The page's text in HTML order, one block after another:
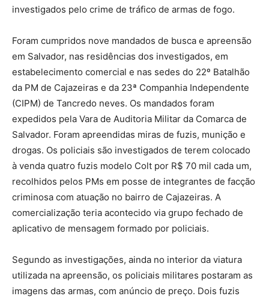
investigados pelo crime de tráfico de armas de fogo.
Foram cumpridos nove mandados de busca e apreensão
em Salvador, nas residências dos investigados, em
estabelecimento comercial e nas sedes do 22º Batalhão
da PM de Cajazeiras e da 23ª Companhia Independente
(CIPM) de Tancredo neves. Os mandados foram
expedidos pela Vara de Auditoria Militar da Comarca de
Salvador. Foram apreendidas miras de fuzis, munição e
drogas. Os policiais são investigados de terem colocado
à venda quatro fuzis modelo Colt por R$ 70 mil cada um,
recolhidos pelos PMs em posse de integrantes de facção
criminosa com atuação no bairro de Cajazeiras. A
comercialização teria acontecido via grupo fechado de
aplicativo de mensagem formado por policiais.
Segundo as investigações, ainda no interior da viatura
utilizada na apreensão, os policiais militares postaram as
imagens das armas, com anúncio de preço. Dois fuzis